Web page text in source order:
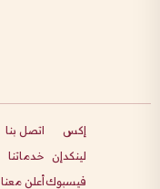
إكس
لينكدإن
فيسبوك
اتصل بنا
خدماتنا
أعلن معنا